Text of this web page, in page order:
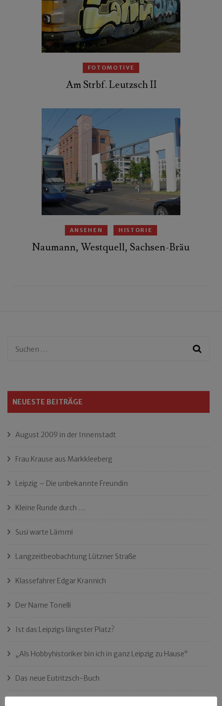
FOTOMOTIVE
Am Strbf. Leutzsch II
ANSEHEN HISTORIE
Naumann, Westquell, Sachsen-Bräu
Suchen
NEUESTE BEITRÄGE
August 2009 in der Innenstadt
Frau Krause aus Markkleeberg
Leipzig – Die unbekannte Freundin
Kleine Runde durch …
Susi warte Lämmi
Langzeitbeobachtung Lützner Straße
Klassefahrer Edgar Krannich
Der Name Tonelli
Ist das Leipzigs längster Platz?
„Als Hobbyhistoriker bin ich in ganz Leipzig zu Hause“
Das neue Eutritzsch-Buch